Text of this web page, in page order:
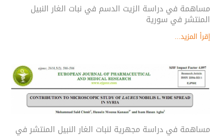
مساهمة في دراسة الزيت الدسم في نبات الغار النبيل
المنتشر في سورية
إقرأ المزيد...
مساهمة في دراسة مجهرية لنبات الغار النبيل المنتشر في